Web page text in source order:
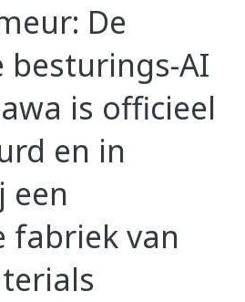
De
AI
is officieel
en in
een
fabriek van